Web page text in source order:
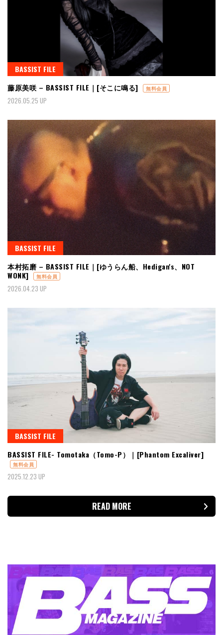
BASSIST FILE
藤原美咲 – BASSIST FILE｜[そこに鳴る]
無料会員
2026.05.25 UP
BASSIST FILE
本村拓磨 – BASSIST FILE｜[ゆうらん船、Hedigan's、NOT
WONK]
無料会員
2026.04.23 UP
BASSIST FILE
BASSIST FILE- Tomotaka（Tomo-P）｜[Phantom Excaliver]
無料会員
2025.12.23 UP
READ MORE